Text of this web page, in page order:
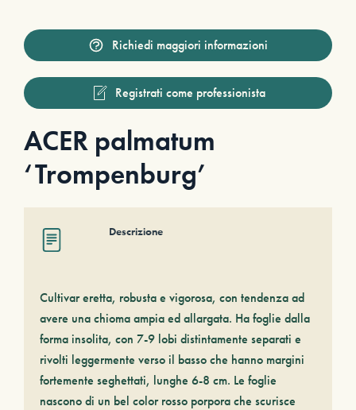
Richiedi maggiori informazioni
Registrati come professionista
ACER palmatum
‘Trompenburg’
Descrizione
Cultivar eretta, robusta e vigorosa, con tendenza ad
avere una chioma ampia ed allargata. Ha foglie dalla
forma insolita, con 7-9 lobi distintamente separati e
rivolti leggermente verso il basso che hanno margini
fortemente seghettati, lunghe 6-8 cm. Le foglie
nascono di un bel color rosso porpora che scurisce